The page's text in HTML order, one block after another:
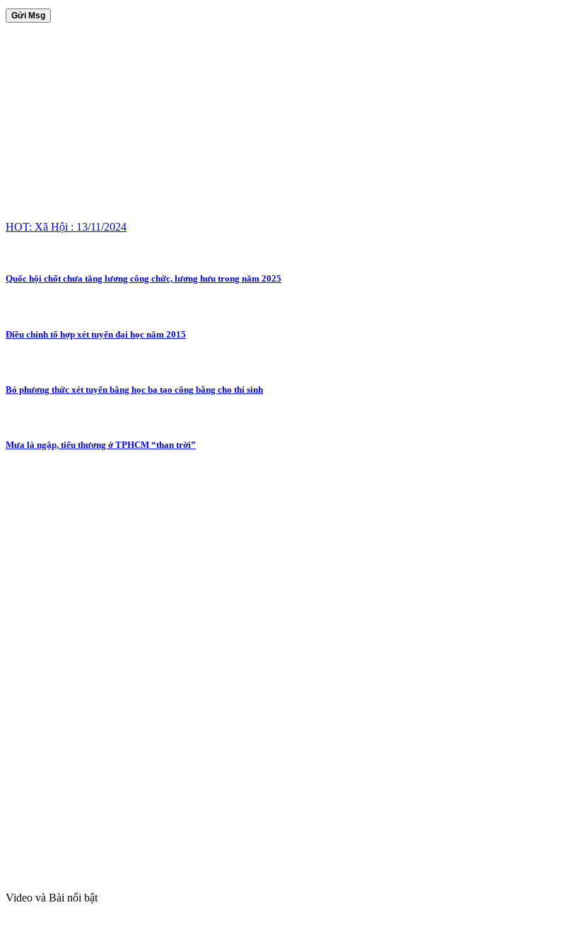
Gửi Msg
HOT: Xã Hội : 13/11/2024
Quốc hội chốt chưa tăng lương công chức, lương hưu trong năm 2025
Điều chỉnh tổ hợp xét tuyển đại học năm 2015
Bỏ phương thức xét tuyển bằng học bạ tạo công bằng cho thí sinh
Mưa là ngập, tiểu thương ở TPHCM “than trời”
Video và Bài nổi bật